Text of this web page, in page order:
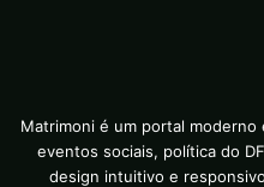
Matrimoni é um portal
eventos sociais, política do
design intuitivo e